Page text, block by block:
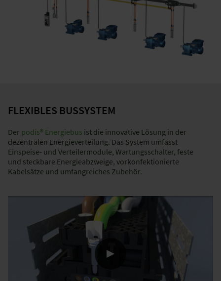
FLEXIBLES BUSSYSTEM
Der podis® Energiebus ist die innovative Lösung in der
dezentralen Energieverteilung. Das System umfasst
Einspeise- und Verteilermodule, Wartungsschalter, feste
und steckbare Energieabzweige, vorkonfektionierte
Kabelsätze und umfangreiches Zubehör.